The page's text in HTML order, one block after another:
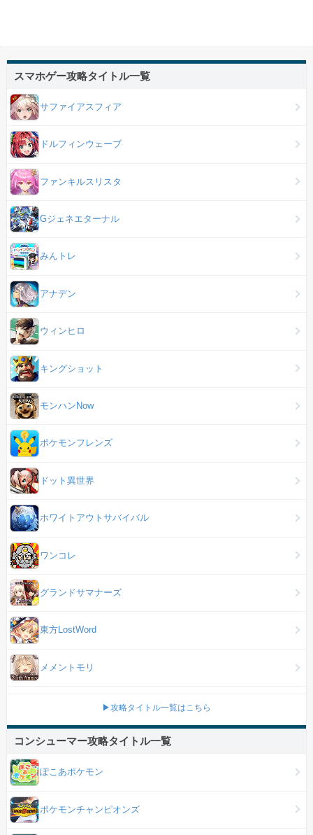
スマホゲー攻略タイトル一覧
サファイアスフィア
ドルフィンウェーブ
ファンキルスリスタ
Gジェネエターナル
みんトレ
アナデン
ウィンヒロ
キングショット
モンハンNow
ポケモンフレンズ
ドット異世界
ホワイトアウトサバイバル
ワンコレ
グランドサマナーズ
東方LostWord
メメントモリ
▶攻略タイトル一覧はこちら
コンシューマー攻略タイトル一覧
ぽこあポケモン
ポケモンチャンピオンズ